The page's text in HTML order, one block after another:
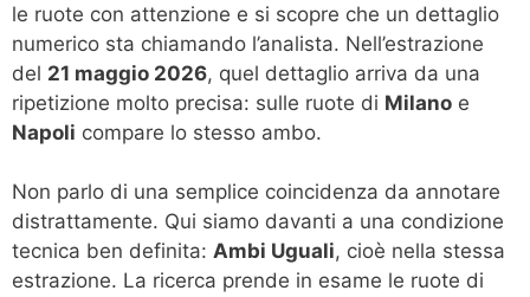
le ruote con attenzione e si scopre che un dettaglio
numerico sta chiamando l’analista. Nell’estrazione
del 21 maggio 2026, quel dettaglio arriva da una
ripetizione molto precisa: sulle ruote di Milano e
Napoli compare lo stesso ambo.
Non parlo di una semplice coincidenza da annotare
distrattamente. Qui siamo davanti a una condizione
tecnica ben definita: Ambi Uguali, cioè nella stessa
estrazione. La ricerca prende in esame le ruote di